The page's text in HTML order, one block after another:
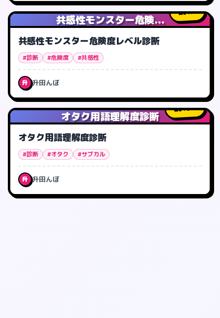
共感性モンスター危険...
1人
共感性モンスター危険度レベル診断
#診断 #危険度 #共感性
升 升田んぼ
オタク用語理解度診断
46人
オタク用語理解度診断
#診断 #オタク #サブカル
升 升田んぼ